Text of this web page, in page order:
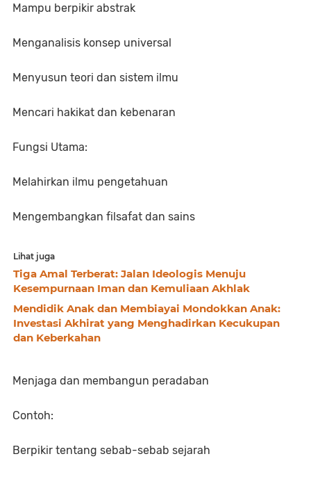
Mampu berpikir abstrak
Menganalisis konsep universal
Menyusun teori dan sistem ilmu
Mencari hakikat dan kebenaran
Fungsi Utama:
Melahirkan ilmu pengetahuan
Mengembangkan filsafat dan sains
Lihat juga
Tiga Amal Terberat: Jalan Ideologis Menuju
Kesempurnaan Iman dan Kemuliaan Akhlak
Mendidik Anak dan Membiayai Mondokkan Anak:
Investasi Akhirat yang Menghadirkan Kecukupan
dan Keberkahan
Menjaga dan membangun peradaban
Contoh:
Berpikir tentang sebab-sebab sejarah